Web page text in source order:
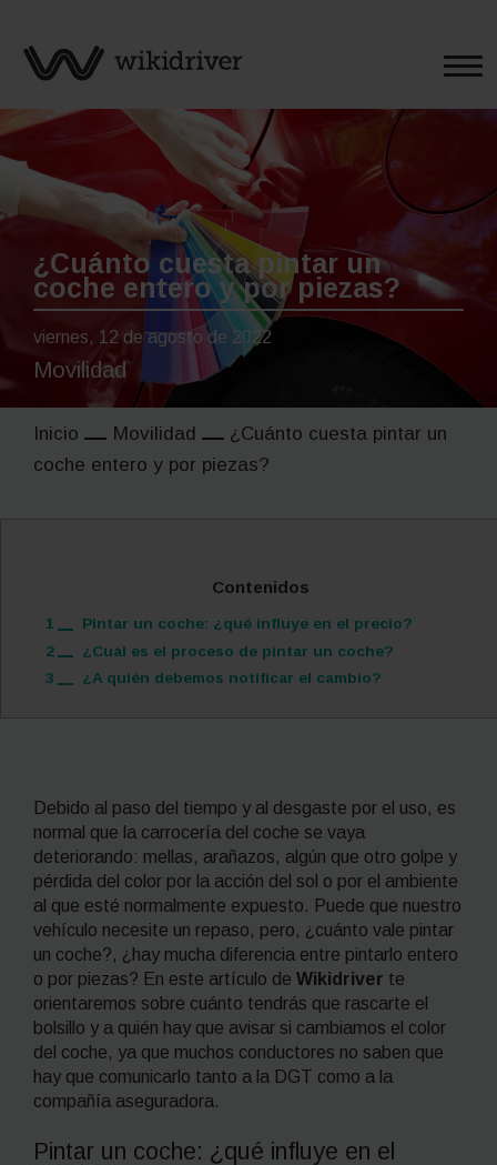
¿Cuánto cuesta pintar un
coche entero y por piezas?
viernes, 12 de agosto de 2022
Movilidad
Inicio Movilidad
¿Cuánto cuesta pintar un
coche entero y por piezas?
Contenidos
1
Pintar un coche: ¿qué influye en el precio?
2
¿Cuál es el proceso de pintar un coche?
3
¿A quién debemos notificar el cambio?
Debido al paso del tiempo y al desgaste por el uso, es
normal que la carrocería del coche se vaya
deteriorando: mellas, arañazos, algún que otro golpe y
pérdida del color por la acción del sol o por el ambiente
al que esté normalmente expuesto. Puede que nuestro
vehículo necesite un repaso, pero, ¿cuánto vale pintar
un coche?, ¿hay mucha diferencia entre pintarlo entero
o por piezas? En este artículo de Wikidriver te
orientaremos sobre cuánto tendrás que rascarte el
bolsillo y a quién hay que avisar si cambiamos el color
del coche, ya que muchos conductores no saben que
hay que comunicarlo tanto a la DGT como a la
compañía aseguradora.
Pintar un coche: ¿qué influye en el